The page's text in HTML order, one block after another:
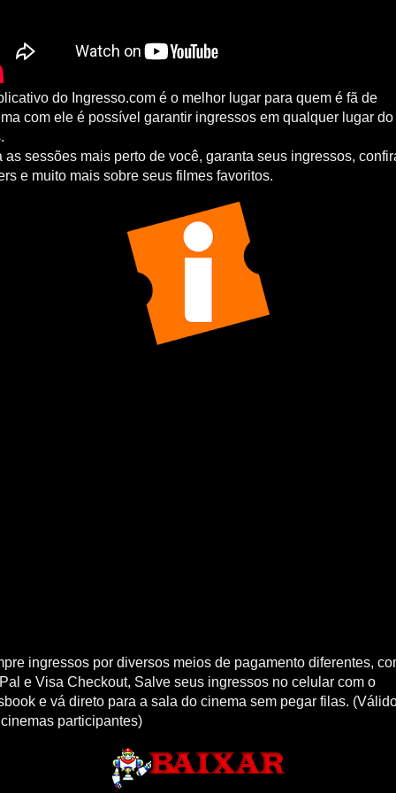
do Ingresso.com é o melhor lugar para quem é fã de
com ele é possível garantir ingressos em qualquer lugar do
as sessões mais perto de você, garanta seus ingressos,
e muito mais sobre seus filmes favoritos.
ingressos por diversos meios de pagamento diferentes,
e Visa Checkout, Salve seus ingressos no celular com o
e vá direto para a sala do cinema sem pegar filas.
participantes)